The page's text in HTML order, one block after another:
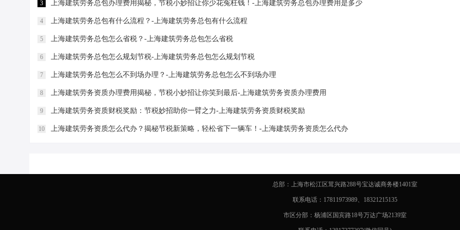
3 上海建筑劳务总包办理费用揭秘，节税小妙招让你少花冤枉钱！-上海建筑劳务总包办理费用是多少
4 上海建筑劳务总包有什么流程？-上海建筑劳务总包有什么流程
5 上海建筑劳务总包怎么省税？-上海建筑劳务总包怎么省税
6 上海建筑劳务总包怎么规划节税-上海建筑劳务总包怎么规划节税
7 上海建筑劳务总包怎么不到场办理？-上海建筑劳务总包怎么不到场办理
8 上海建筑劳务资质办理费用揭秘，节税小妙招让你笑到最后-上海建筑劳务资质办理费用
9 上海建筑劳务资质财税奖励：节税妙招助你一臂之力-上海建筑劳务资质财税奖励
10 上海建筑劳务资质怎么代办？揭秘节税新策略，轻松省下一辆车！-上海建筑劳务资质怎么代办
总部：上海市松江区茸兴路288号宝达诚商务楼1401室
联系电话：17811973989、18321215135
市区分部：杨浦区国宾路18号万达广场2139室